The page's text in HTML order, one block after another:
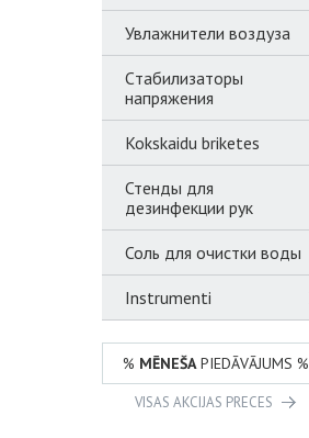
Увлажнители воздуза
Cтабилизаторы
напряжения
Kokskaidu briketes
Стенды для
дезинфекции рук
Соль для очистки воды
Instrumenti
% MĒNEŠAPIEDĀVĀJUMS %
VISAS AKCIJAS PRECES